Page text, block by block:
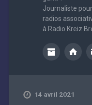
Journaliste
radios
à Radio Kreiz
14 avril 2021